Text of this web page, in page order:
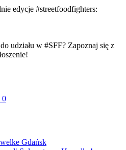
edycje #streetfoodfighters:
udziału w #SFF? Zapoznaj się z
0
Gdańsk